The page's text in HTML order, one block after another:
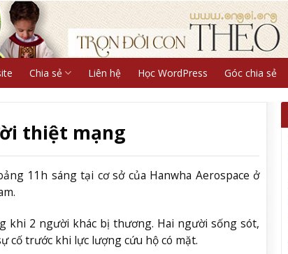
Chia sẻ Liên hệ Học WordPress Góc chia sẻ
thiệt mạng
11h sáng tại cơ sở của Hanwha Aerospace ở
khi 2 người khác bị thương. Hai người sống sót,
cố trước khi lực lượng cứu hộ có mặt.